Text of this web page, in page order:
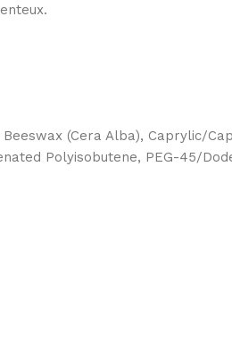
(Cera Alba), Caprylic/
Polyisobutene, PEG-45/